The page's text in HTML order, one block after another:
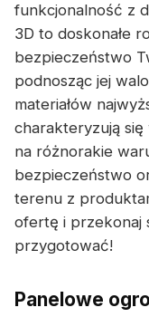
funkcjonalność z
3D to doskonałe
bezpieczeństwo
podnosząc jej
materiałów
charakteryzują się
na różnorakie
bezpieczeństwo
terenu z
ofertę i przekonaj
przygotować!
Panelowe